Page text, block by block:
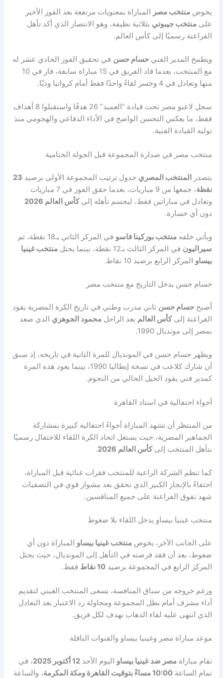
يخوضمنتخب مصر المباراة بمعنويات مرتفعة بعد الفوز الأخير
علىمنتخب جيبوتي بثلاثية نظيفة، وهو الانتصار الذي أكد تأهل
الفراعنة رسميًا إلى كأس العالم.
ويطمح المدير الفنيحسام حسن في تحقيق الفوز الحادي عشر له
مع المنتخب، بعدما قاد الفريق في 15 مباراة سابقة، فاز في 10
منها وتعادل في 4 وخسر لقاءً واحدًا فقط أمام كرواتيا وديًا.
سجل لاعبو مصر تحت قيادة “العميد” 26 هدفًا واستقبلوا 8 أهداف
فقط، ما يعكس التحسن الواضح في الأداء الدفاعي والهجومي منذ
توليه القيادة الفنية.
منتخب مصر في صدارة المجموعة قبل الجولة الختامية
يتصدر المنتخب المصري جدول ترتيب المجموعة الأولى برصيد 23
نقطة
، جمعها من 9 مباريات، بعدما حقق الفوز في 7 مباريات
وتعادل في مباراتين فقط، ليحسم تأهله إلىكأس العالم 2026
دون أي خسارة.
ويأتي خلفهمنتخب بوركينا فاسو في المركز الثاني بـ18 نقطة، ثم
سيراليون في المركز الثالث بـ12 نقطة، بينما يحتل
منتخب غينيا
بيساو المركز الرابع برصيد 10 نقاط.
حسام حسن يدخل التاريخ مع منتخب مصر
أصبححسام حسن ثاني مدرب وطني في تاريخ الكرة المصرية يقود
الفراعنة إلىكأس العالم بعد الراحلمحمود الجوهري الذي صعد
بمصر إلى مونديال 1990.
ويظهر حسام حسن في المونديال للمرة الثانية في تاريخه، إذ سبق
أن شارك كلاعب في نسخة إيطاليا 1990، بينما يعود هذه المرة
كمدير فني يقود الجيل الحالي من النجوم.
أجواء احتفالية في استاد القاهرة
من المنتظر أن تشهد المباراة أجواءً احتفالية كبيرة بمشاركة
الجماهير المصرية، حيث يستغل اتحاد الكرة اللقاء للاحتفال رسميًا
بتأهل المنتخب إلىكأس العالم 2026 .
كما تنظم الشركة الراعية للمنتخب فقرات غنائية قبل المباراة،
احتفاءً بالإنجاز الكبير الذي تحقق بعد مشوار قوي في التصفيات
شهد تفوق الفراعنة على جميع المنافسين.
منتخب غينيا بيساو يدخل اللقاء بلا ضغوط
على الجانب الآخر، يخوضمنتخب غينيا بيساو المباراة دون أي
ضغوط، بعد أن فقد فرصته في التأهل إلى المونديال، حيث يحتل
المركز الرابع في المجموعة برصيد10 نقاط فقط.
ورغم خروجه من سباق المنافسة، يسعى المنتخب الغيني لتقديم
أداء مشرف أمام بطل المجموعة ومحاولة رد الاعتبار بعد التعادل
الذي انتهى عليه لقاء الذهاب بهدف لكل فريق.
موعد مباراة مصر وغينيا بيساو والقنوات الناقلة
تقام مباراةمصر ضد غينيا بيساو اليوم الأحد12 أكتوبر 2025
، في
تمام الساعة10:00 مساءً بتوقيت القاهرة ومكة المكرمة
، والساعة